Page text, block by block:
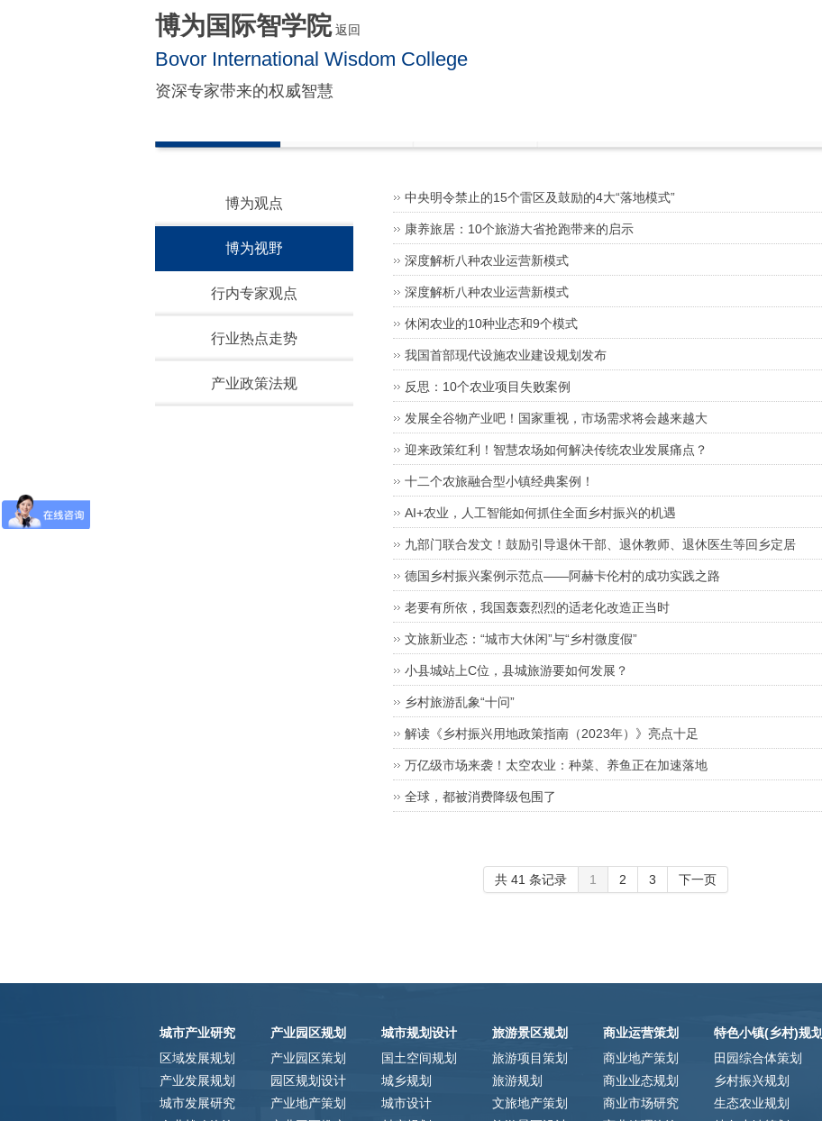
博为国际智学院 返回
Bovor International Wisdom College
资深专家带来的权威智慧
博为观点
博为视野
行内专家观点
行业热点走势
产业政策法规
中央明令禁止的15个雷区及鼓励的4大“落地模式”
康养旅居：10个旅游大省抢跑带来的启示
深度解析八种农业运营新模式
深度解析八种农业运营新模式
休闲农业的10种业态和9个模式
我国首部现代设施农业建设规划发布
反思：10个农业项目失败案例
发展全谷物产业吧！国家重视，市场需求将会越来越大
迎来政策红利！智慧农场如何解决传统农业发展痛点？
十二个农旅融合型小镇经典案例！
AI+农业，人工智能如何抓住全面乡村振兴的机遇
九部门联合发文！鼓励引导退休干部、退休教师、退休医生等回乡定居
德国乡村振兴案例示范点——阿赫卡伦村的成功实践之路
老要有所依，我国轰轰烈烈的适老化改造正当时
文旅新业态：“城市大休闲”与“乡村微度假”
小县城站上C位，县城旅游要如何发展？
乡村旅游乱象“十问”
解读《乡村振兴用地政策指南（2023年）》亮点十足
万亿级市场来袭！太空农业：种菜、养鱼正在加速落地
全球，都被消费降级包围了
共 41 条记录 1 2 3 下一页
城市产业研究
区域发展规划
产业发展规划
城市发展研究
产业园区规划
产业园区策划
园区规划设计
产业地产策划
城市规划设计
国土空间规划
城乡规划
城市设计
旅游景区规划
旅游项目策划
旅游规划
文旅地产策划
商业运营策划
商业地产策划
商业业态规划
商业市场研究
特色小镇(乡村)规划
田园综合体策划
乡村振兴规划
生态农业规划